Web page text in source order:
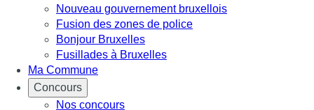
Nouveau gouvernement bruxellois
Fusion des zones de police
Bonjour Bruxelles
Fusillades à Bruxelles
Ma Commune
Concours
Nos concours